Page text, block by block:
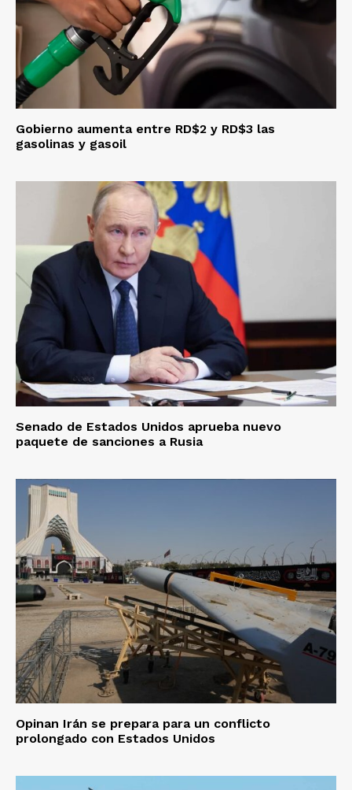
Gobierno aumenta entre RD$2 y RD$3 las
gasolinas y gasoil
Senado de Estados Unidos aprueba nuevo
paquete de sanciones a Rusia
Opinan Irán se prepara para un conflicto
prolongado con Estados Unidos